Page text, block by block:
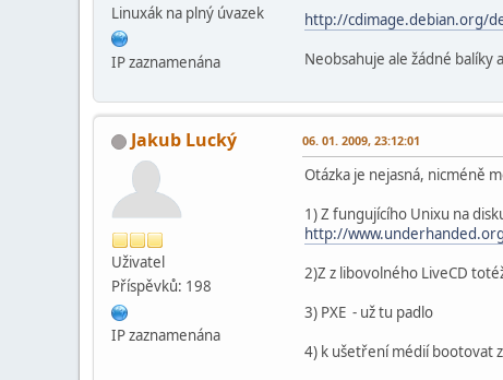
Linuxák na plný úvazek
IP zaznamenána
http://cdimage.debian.org/
Neobsahuje ale žádné balíky
Jakub Lucký
Uživatel
Příspěvků: 198
IP zaznamenána
06. 01. 2009, 23:12:01
Otázka je nejasná, nicméně
1) Z fungujícího Unixu na
http://
2)Z z libovolného LiveCD
3) PXE - už tu padlo
4) k ušetření médií bootovat